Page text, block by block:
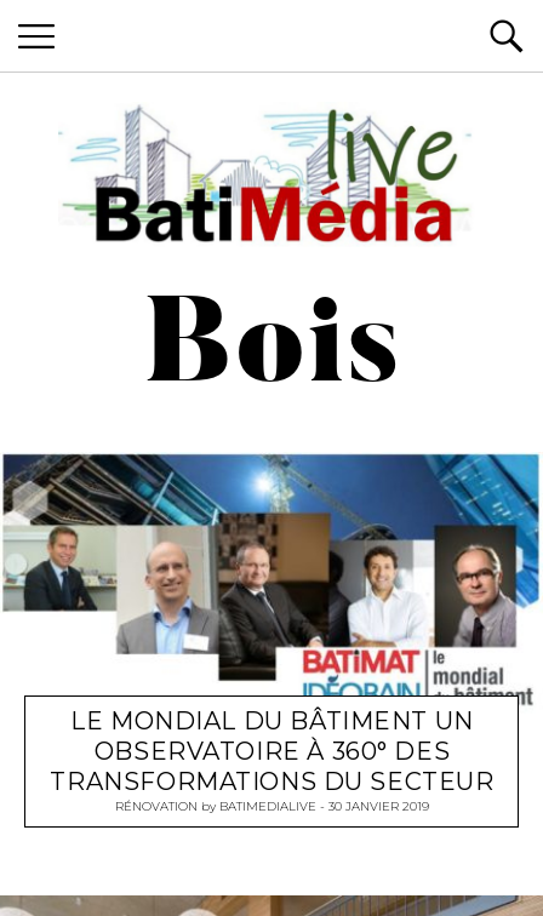
Batimedialive
Bois
LE MONDIAL DU BÂTIMENT UN
OBSERVATOIRE À 360° DES
TRANSFORMATIONS DU SECTEUR
RÉNOVATION by BATIMEDIALIVE 30 JANVIER 2019